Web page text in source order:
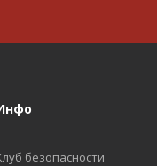
безопасности